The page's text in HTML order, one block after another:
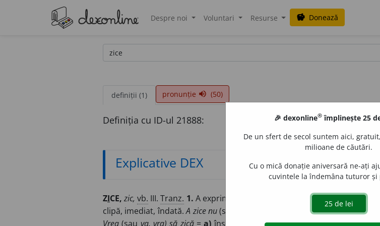
Despre noi Voluntari Resurse savings Donează
definiții (1) pronunție volume_up (50)
Definiția cu ID-ul 21888:
Explicative DEX
ZICE, zic, vb. III.Tranz. 1. A exprima ceva în cuvinte, a spune, a rosti cu
clipă, imediat, îndată.A zice nu(sau = a refuza; a tăgădui, a se opune,
Vrea (sau va, vra) să zică=a) înseamnă, are sensul, semnificația,
🎉 dexonline® împlinește 25
De un sfert de secol suntem aici,
milioane de căutări.
Cu o mică donație aniversară ne-ați
cuvintele la îndemâna tuturor și